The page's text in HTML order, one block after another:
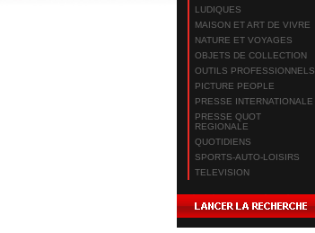
LUDIQUES
MAISON ET ART DE VIVRE
NATURE ET VOYAGES
OBJETS DE COLLECTION
OUTILS PROFESSIONNELS
PICTURE PEOPLE
PRESSE INTERNATIONALE
PRESSE QUOT
REGIONALE
QUOTIDIENS
SPORTS-AUTO-LOISIRS
TELEVISION